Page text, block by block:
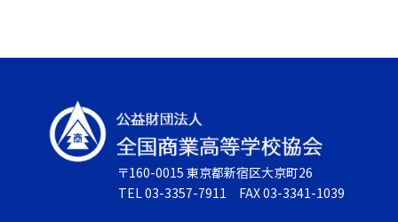
け、見守ってくださった先生方、友人に感謝したい
と思います。
出し、絶対に達成したいという強い意志を持って
勉強を続けることによって合格することができま
した。 検定の勉強は部活動がとても忙しかった
ため、休み時間などの隙間時間で勉強したり、朝
語を集めた単語帳を作り、自分が覚えていない単
語を集中的に勉強しました。また、英語の先生に
問題の解説をしていだだきました。そして英語検
定に合格することができました。私はたくさんの検
〒160-0015 東京都新宿区大京町26
TEL 03-3357-7911 FAX 03-3341-1039